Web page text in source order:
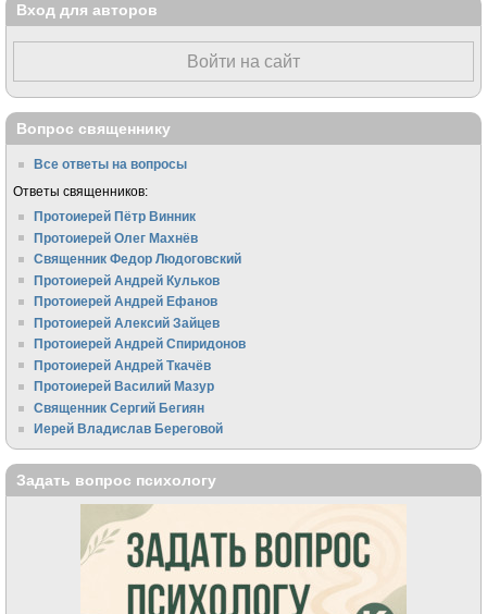
Вход для авторов
Войти на сайт
Вопрос священнику
Все ответы на вопросы
Ответы священников:
Протоиерей Пётр Винник
Протоиерей Олег Махнёв
Священник Федор Людоговский
Протоиерей Андрей Кульков
Протоиерей Андрей Ефанов
Протоиерей Алексий Зайцев
Протоиерей Андрей Спиридонов
Протоиерей Андрей Ткачёв
Протоиерей Василий Мазур
Священник Сергий Бегиян
Иерей Владислав Береговой
Задать вопрос психологу